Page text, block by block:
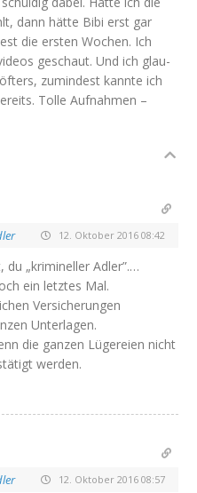
dann hät­te Bibi erst gar
die ers­ten Wochen. Ich
geschaut. Und ich glau­
zumin­dest kann­te ich
Tol­le Auf­nah­men –
12. Oktober 2016 08:42
„kri­mi­nel­ler Adler”.…
ein letz­tes Mal.
Ver­si­che­run­gen
Unterlagen.
die gan­zen Lüge­rei­en nicht
werden.
12. Oktober 2016 08:57